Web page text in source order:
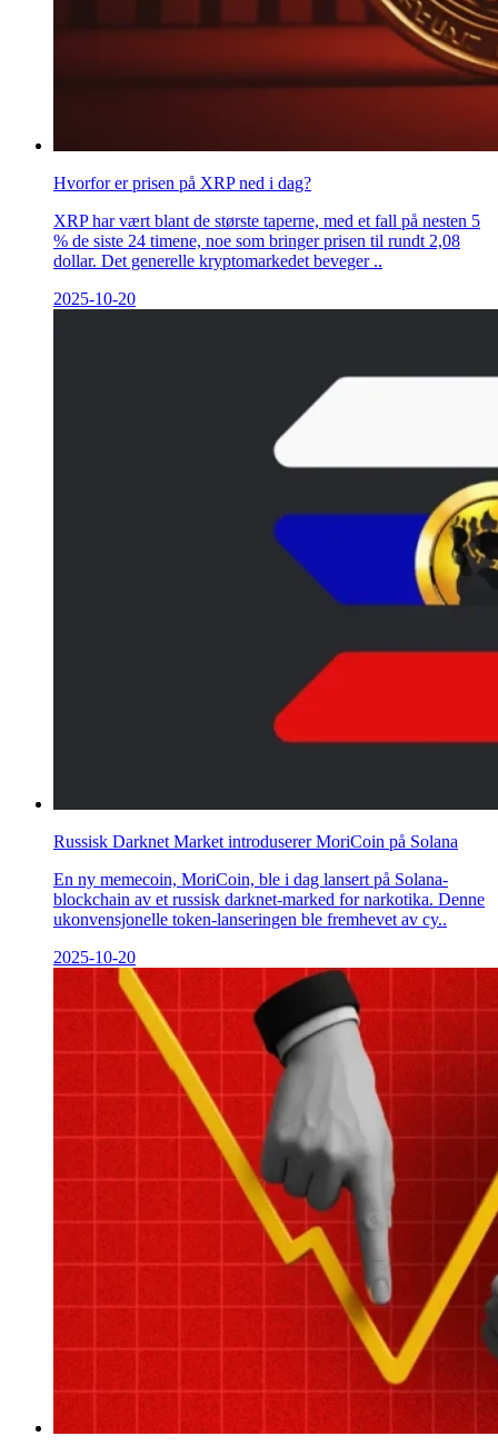
Hvorfor er prisen på XRP ned i dag?
XRP har vært blant de største taperne, med et fall på nesten 5
% de siste 24 timene, noe som bringer prisen til rundt 2,08
dollar. Det generelle kryptomarkedet beveger ..
2025-10-20
Russisk Darknet Market introduserer MoriCoin på Solana
En ny memecoin, MoriCoin, ble i dag lansert på Solana-
blockchain av et russisk darknet-marked for narkotika. Denne
ukonvensjonelle token-lanseringen ble fremhevet av cy..
2025-10-20